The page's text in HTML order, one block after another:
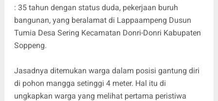
: 35 tahun dengan status duda, pekerjaan buruh
bangunan, yang beralamat di Lappaampeng Dusun
Tumia Desa Sering Kecamatan Donri-Donri Kabupaten
Soppeng.
Jasadnya ditemukan warga dalam posisi gantung diri
di pohon mangga setinggi 4 meter. Hal itu di
ungkapkan warga yang melihat pertama peristiwa